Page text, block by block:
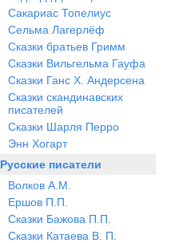
Сакариас Топелиус
Сельма Лагерлёф
Сказки братьев Гримм
Сказки Вильгельма Гауфа
Сказки Ганс Х. Андерсена
Сказки скандинавских
писателей
Сказки Шарля Перро
Энн Хогарт
Русские писатели
Волков А.М.
Ершов П.П.
Сказки Бажова П.П.
Сказки Катаева В. П.